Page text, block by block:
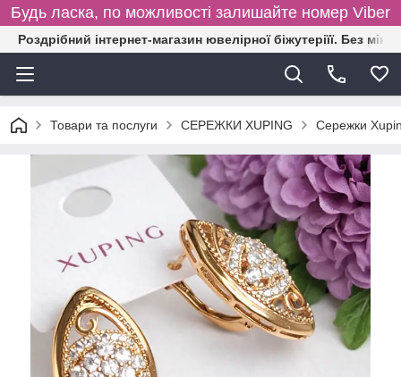
Будь ласка, по можливості залишайте номер Viber
Роздрібний інтернет-магазин ювелірної біжутеріїї. Без
Товари та послуги СЕРЕЖКИ XUPING Сережки